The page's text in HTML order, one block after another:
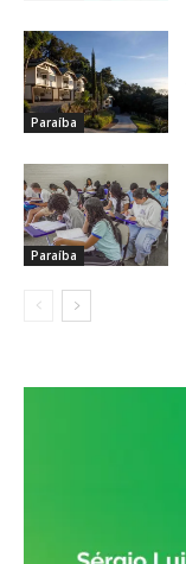
Paraíba
Paraíba